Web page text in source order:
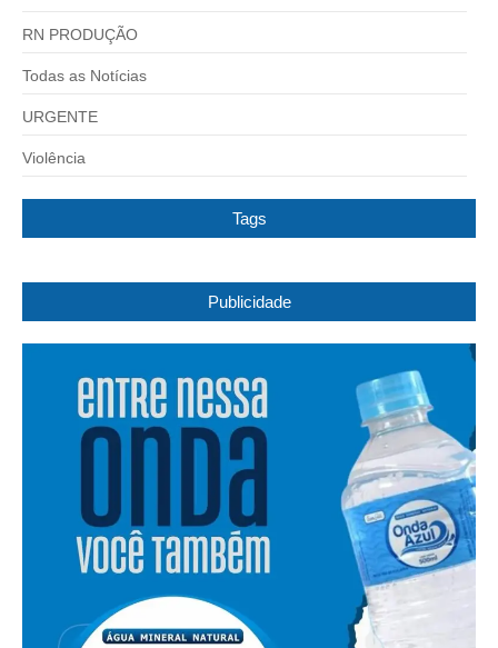
RN PRODUÇÃO
Todas as Notícias
URGENTE
Violência
Tags
Publicidade